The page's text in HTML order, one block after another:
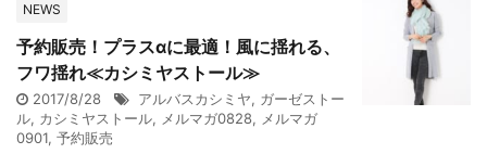
NEWS
予約販売！プラスαに最適！風に揺れる、
フワ揺れ≪カシミヤストール≫
2017/8/28 アルバスカシミヤ, ガーゼストー
ル, カシミヤストール, メルマガ0828, メルマガ
0901, 予約販売